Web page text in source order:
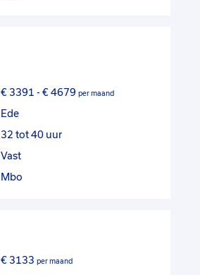
€ 3391 - € 4679 per maand
Ede
32 tot 40 uur
Vast
Mbo
€ 3133 per maand